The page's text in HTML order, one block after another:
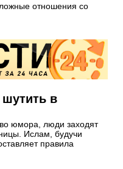
отношения со
в
юмора, люди заходят
Ислам, будучи
правила